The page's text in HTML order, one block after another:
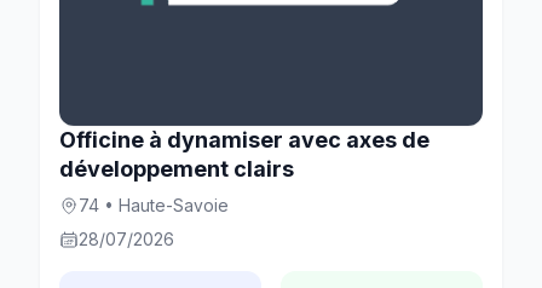
Officine à dynamiser avec axes de
développement clairs
74 • Haute-Savoie
28/07/2026